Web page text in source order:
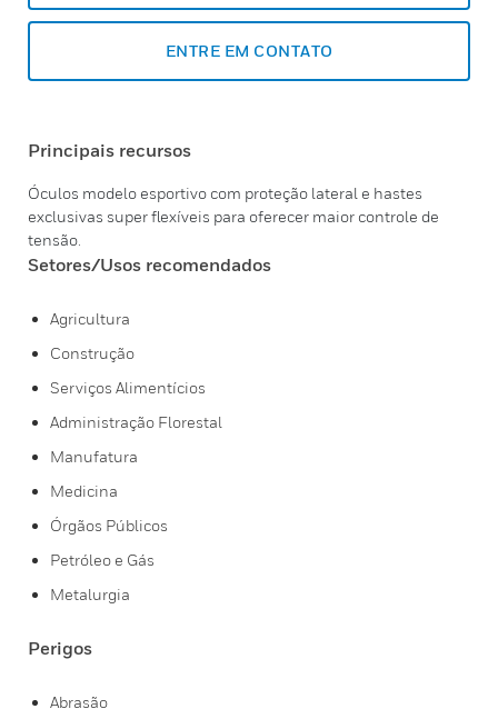
ENTRE EM CONTATO
Principais recursos
Óculos modelo esportivo com proteção lateral e hastes
exclusivas super flexíveis para oferecer maior controle de
tensão.
Setores/Usos recomendados
Agricultura
Construção
Serviços Alimentícios
Administração Florestal
Manufatura
Medicina
Órgãos Públicos
Petróleo e Gás
Metalurgia
Perigos
Abrasão